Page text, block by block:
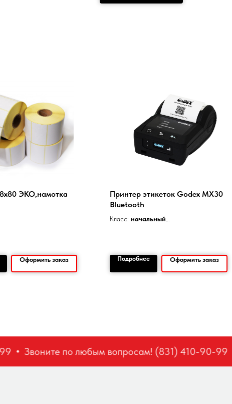
ЭКО,намотка
Оформить заказ
Принтер этикеток Godex MX30
Bluetooth
Класс: начальный
Подробнее Оформить заказ
Звоните по любым вопросам! (831) 410-90-99